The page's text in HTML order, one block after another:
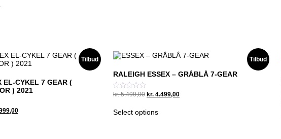
Tilbud
EL-CYKEL 7 GEAR (
) 2021
Current
Tilbud
RALEIGH ESSEX – GRÅBLÅ 7-GEAR
Vurderet
af
kr.5.499,00 Original
was:
kr. 5.499,00.
kr. 4.499,00Current
Select options